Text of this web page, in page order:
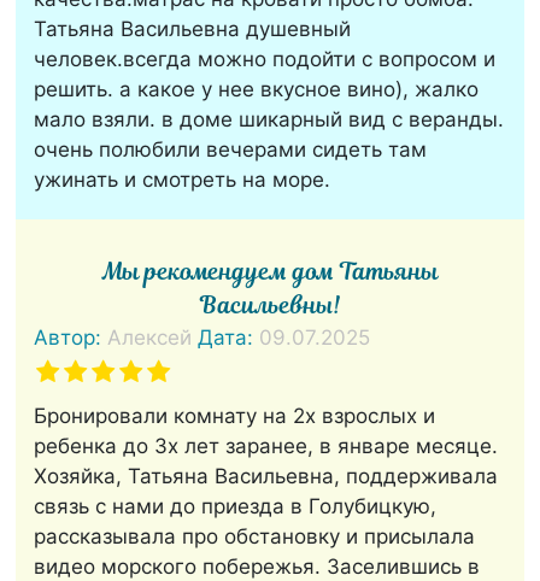
Татьяна Васильевна душевный
человек.всегда можно подойти с вопросом и
решить. а какое у нее вкусное вино), жалко
мало взяли. в доме шикарный вид с веранды.
очень полюбили вечерами сидеть там
ужинать и смотреть на море.
Мы рекомендуем дом Татьяны
Васильевны!
Автор:Алексей Дата: 09.07.2025
Бронировали комнату на 2х взрослых и
ребенка до 3х лет заранее, в январе месяце.
Хозяйка, Татьяна Васильевна, поддерживала
связь с нами до приезда в Голубицкую,
рассказывала про обстановку и присылала
видео морского побережья. Заселившись в